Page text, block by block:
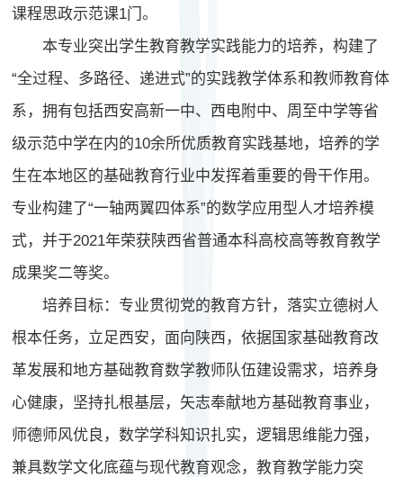
课程思政示范课1门。
本专业突出学生教育教学实践能力的培养，构建了
“全过程、多路径、递进式”的实践教学体系和教师教育体
系，拥有包括西安高新一中、西电附中、周至中学等省
级示范中学在内的10余所优质教育实践基地，培养的学
生在本地区的基础教育行业中发挥着重要的骨干作用。
专业构建了“一轴两翼四体系”的数学应用型人才培养模
式，并于2021年荣获陕西省普通本科高校高等教育教学
成果奖二等奖。
培养目标：专业贯彻党的教育方针，落实立德树人
根本任务，立足西安，面向陕西，依据国家基础教育改
革发展和地方基础教育数学教师队伍建设需求，培养身
心健康，坚持扎根基层，矢志奉献地方基础教育事业，
师德师风优良，数学学科知识扎实，逻辑思维能力强，
兼具数学文化底蕴与现代教育观念，教育教学能力突